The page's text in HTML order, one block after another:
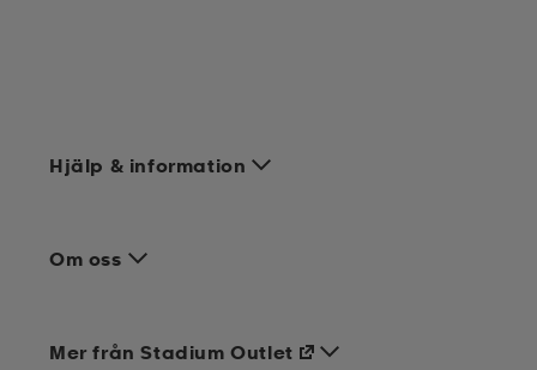
Hjälp & information
Om oss
Mer från Stadium Outlet